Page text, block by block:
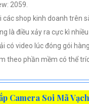
2059.
các shop kinh doanh trên
là điều xảy ra cực kì
có video lúc đóng gói
theo phần mềm có thể
Camera Soi Mã Vạch